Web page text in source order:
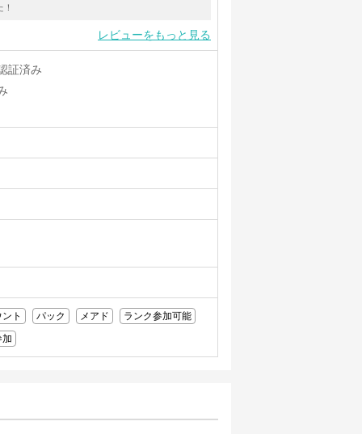
レビューをもっと見る
証済み
ト パック メアド
ランク参加可能
加